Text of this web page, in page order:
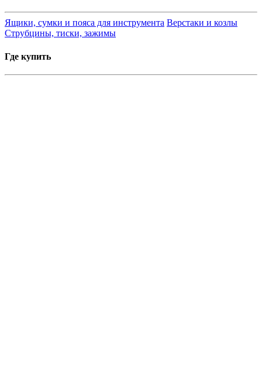
Ящики, сумки и пояса для инструмента Верстаки и козлы
Струбцины, тиски, зажимы
Где купить